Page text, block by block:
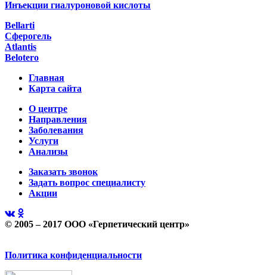
Инъекции гиалуроновой кислоты
Bellarti
Сферогель
Atlantis
Belotero
Главная
Карта сайта
О центре
Направления
Заболевания
Услуги
Анализы
Заказать звонок
Задать вопрос специалисту
Акции
© 2005 – 2017 ООО «Герпетический центр»
Политика конфиденциальности